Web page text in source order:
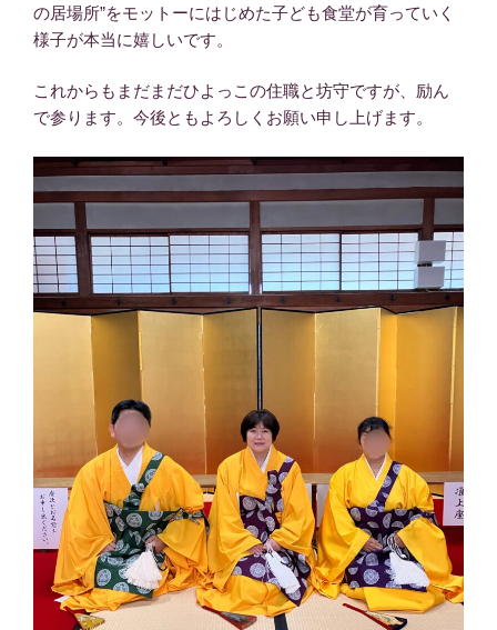
の居場所”をモットーにはじめた子ども食堂が育っていく
様子が本当に嬉しいです。
これからもまだまだひよっこの住職と坊守ですが、励ん
で参ります。今後ともよろしくお願い申し上げます。